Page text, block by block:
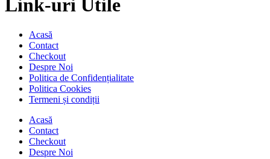
Link-uri Utile
Acasă
Contact
Checkout
Despre Noi
Politica de Confidențialitate
Politica Cookies
Termeni și condiții
Acasă
Contact
Checkout
Despre Noi